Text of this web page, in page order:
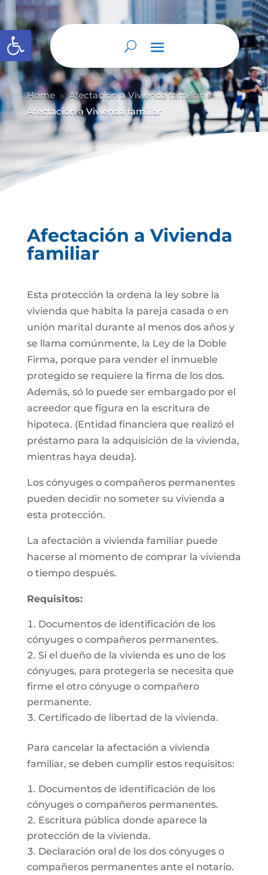
Abrir barra de herramientas
Home 9 Afectación a Vivienda familiar 9
Afectación a Vivienda familiar
Afectación a Vivienda
familiar
Esta protección la ordena la ley sobre la
vivienda que habita la pareja casada o en
unión marital durante al menos dos años y
se llama comúnmente, la Ley de la Doble
Firma, porque para vender el inmueble
protegido se requiere la firma de los dos.
Además, só lo puede ser embargado por el
acreedor que figura en la escritura de
hipoteca. (Entidad financiera que realizó el
préstamo para la adquisición de la vivienda,
mientras haya deuda).
Los cónyuges o compañeros permanentes
pueden decidir no someter su vivienda a
esta protección.
La afectación a vivienda familiar puede
hacerse al momento de comprar la vivienda
o tiempo después.
Requisitos:
Documentos de identificación de los
cónyuges o compañeros permanentes.
Si el dueño de la vivienda es uno de los
cónyuges, para protegerla se necesita que
firme el otro cónyuge o compañero
permanente.
Certificado de libertad de la vivienda.
Para cancelar la afectación a vivienda
familiar, se deben cumplir estos requisitos:
Documentos de identificación de los
cónyuges o compañeros permanentes.
Escritura pública donde aparece la
protección de la vivienda.
Declaración oral de los dos cónyuges o
compañeros permanentes ante el notario.